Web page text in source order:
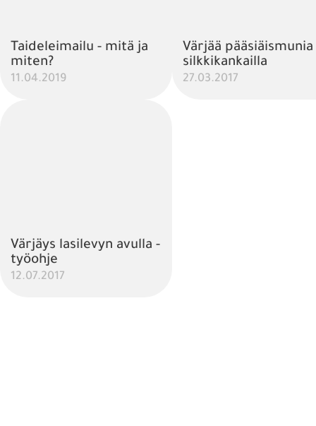
Taideleimailu - mitä ja
miten?
11.04.2019
Värjää pääsiäismunia
silkkikankailla
27.03.2017
Värjäys lasilevyn avulla -
työohje
12.07.2017